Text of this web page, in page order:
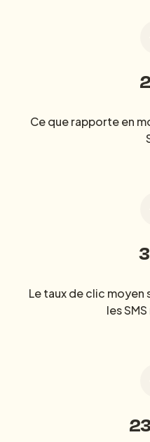
Ce que rapporte en
Le taux de clic moyen
les